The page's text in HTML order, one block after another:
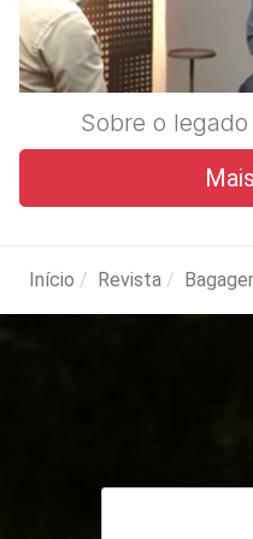
Sobre o
Início Revista